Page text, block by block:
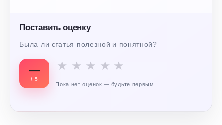
Поставить оценку
Была ли статья полезной и понятной?
—
/ 5
★ ★ ★ ★ ★
Пока нет оценок — будьте первым